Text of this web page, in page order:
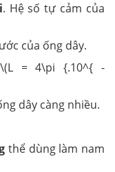
. Hệ số tự cảm của
của ống dây.
= 4\pi {.10^{ -
dây càng nhiều.
thể dùng làm nam